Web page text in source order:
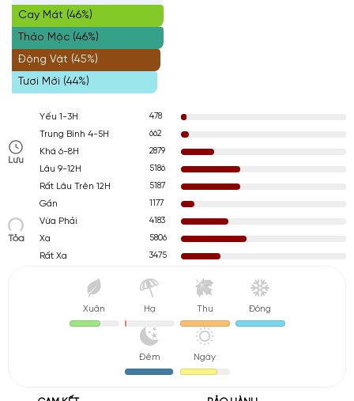
Cay Mát (46%)
Thảo Mộc (46%)
Động Vật (45%)
Tươi Mới (44%)
Lưu
Yếu 1-3H
478
Trung Bình 4-5H
662
Khá 6-8H
2879
Lâu 9-12H
5186
Rất Lâu Trên 12H
5187
Tỏa
Gần
1177
Vừa Phải
4183
Xa
5806
Rất Xa
3475
Xuân Hạ Thu Đông
Đêm Ngày